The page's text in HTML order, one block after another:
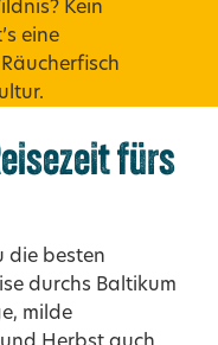
Kein
eine
fürs
die besten
durchs Baltikum
milde